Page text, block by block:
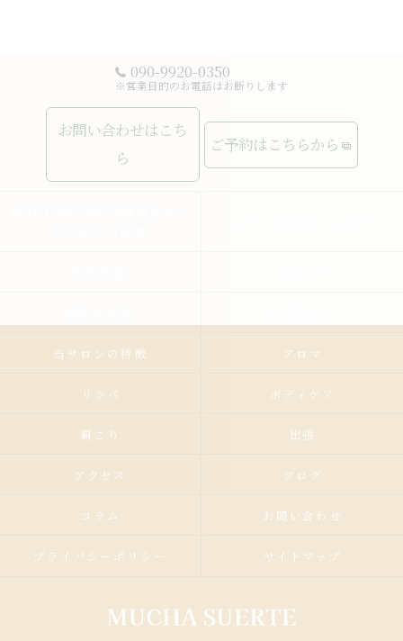
090-9920-0350
※営業目的のお電話はお断りします
お問い合わせはこち
ら
ご予約はこちらから
当サロンの特徴 アロマ
リンパ ボディケア
肩こり 出張
アクセス ブログ
コラム お問い合わせ
プライバシーポリシー サイトマップ